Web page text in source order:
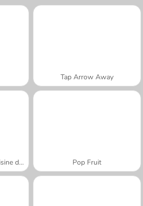
Tap Arrow Away
Tarte Tatin : École de cuisine de Sara Pop Fruit